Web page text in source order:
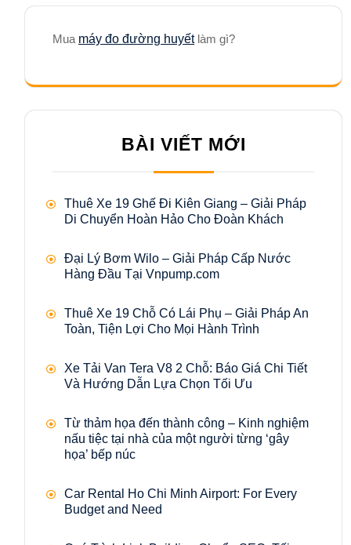
Mua máy đo đường huyếtlàm gì?
BÀI VIẾT MỚI
Thuê Xe 19 Ghế Đi Kiên Giang – Giải Pháp
Di Chuyển Hoàn Hảo Cho Đoàn Khách
Đại Lý Bơm Wilo – Giải Pháp Cấp Nước
Hàng Đầu Tại Vnpump.com
Thuê Xe 19 Chỗ Có Lái Phụ – Giải Pháp An
Toàn, Tiện Lợi Cho Mọi Hành Trình
Xe Tải Van Tera V8 2 Chỗ: Báo Giá Chi Tiết
Và Hướng Dẫn Lựa Chọn Tối Ưu
Từ thảm họa đến thành công – Kinh nghiệm
nấu tiệc tại nhà của một người từng ‘gây
họa’ bếp núc
Car Rental Ho Chi Minh Airport: For Every
Budget and Need